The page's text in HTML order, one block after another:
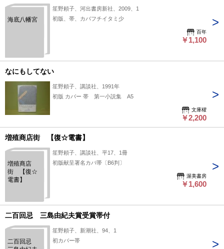
海底八幡宮
笙野頼子、河出書房新社、2009、1
初版、帯、カバフチイタミ少
百年
￥1,100
なにもしてない
笙野頼子、講談社、1991年
初版 カバー 帯 第一小説集 A5
文庫櫂
￥2,200
増殖商店街 【復☆電書】
増殖商店
街 【復☆
電書】
笙野頼子、講談社、平17、1冊
初版献呈署名カバ帯〔B6判〕
渥美書房
￥1,600
二百回忌 三島由紀夫賞受賞帯付
二百回忌
笙野頼子、新潮社、94、1
初カバー帯